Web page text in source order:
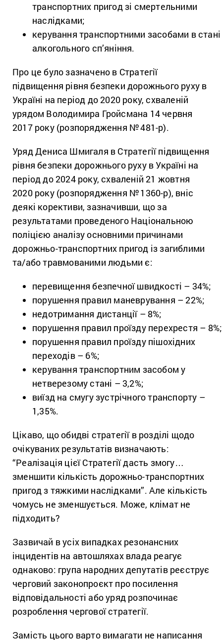
транспортних пригод зі смертельними
наслідками;
керування транспортними засобами в стані
алкогольного сп’яніння.
Про це було зазначено в Стратегії
підвищення рівня безпеки дорожнього руху в
Україні на період до 2020 року, схваленій
урядом Володимира Гройсмана 14 червня
2017 року (розпорядження №481-р).
Уряд Дениса Шмигаля в Стратегії підвищення
рівня безпеки дорожнього руху в Україні на
період до 2024 року, схваленій 21 жовтня
2020 року (розпорядження №1360-р), вніс
деякі корективи, зазначивши, що за
результатами проведеного Національною
поліцією аналізу основними причинами
дорожньо-транспортних пригод із загиблими
та/або травмованими людьми є:
перевищення безпечної швидкості – 34%;
порушення правил маневрування – 22%;
недотримання дистанції – 8%;
порушення правил проїзду перехрестя – 8%;
порушення правил проїзду пішохідних
переходів – 6%;
керування транспортним засобом у
нетверезому стані – 3,2%;
виїзд на смугу зустрічного транспорту –
1,35%.
Цікаво, що обидві стратегії в розділі щодо
очікуваних результатів визначають:
“Реалізація цієї Стратегії дасть змогу…
зменшити кількість дорожньо-транспортних
пригод з тяжкими наслідками”. Але кількість
чомусь не зменшується. Може, клімат не
підходить?
Зазвичай в усіх випадках резонансних
інцидентів на автошляхах влада реагує
однаково: група народних депутатів реєструє
черговий законопроєкт про посилення
відповідальності або уряд розпочинає
розроблення чергової стратегії.
Замість цього варто вимагати не написання